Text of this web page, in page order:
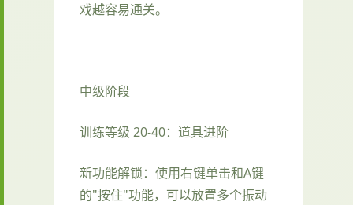
戏越容易通关。
中级阶段
训练等级 20-40：道具进阶
新功能解锁：使用右键单击和A键
的"按住"功能，可以放置多个振动